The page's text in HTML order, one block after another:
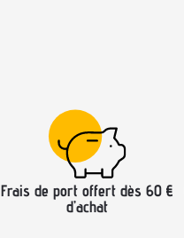
Frais de port offert dès 60 €
d’achat